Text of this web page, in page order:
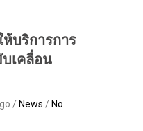
บริการการ
เคลื่อน
/ News / No